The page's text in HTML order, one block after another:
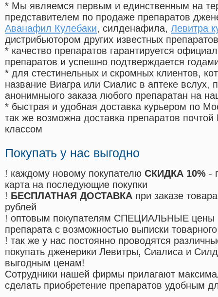
* Мы являемся первым и единственным на
представителем по продаже препаратов
Аванафил Кулебаки, силденафила, Левитра
дистрибьютором других известных препаратов
* качество препаратов гарантируется
препаратов и успешно подтверждается
* для стестинельных и скромных клиентов,
название Виагра или Сиалис в аптеке вслух,
анонимныого заказа любого препаратан на
* быстрая и удобная доставка курьером по
так же возможна доставка препаратов
классом
Покупать у нас выгодно
! каждому новому покупателю СКИДКА 10% -
карта на последующие покупки
! БЕСПЛАТНАЯ ДОСТАВКА при заказе
рублей
! оптовым покупателям СПЕЦИАЛЬНЫЕ цены
препарата с возможностью выписки
! так же у нас постоянно проводятся
покупать дженерики Левитры, Сиалиса и
выгодным ценам!
Cотрудники нашей фирмы прилагают
сделать приобретение препаратов удобным